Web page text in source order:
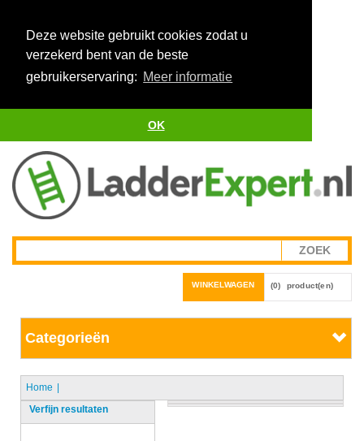
Deze website gebruikt cookies zodat u
verzekerd bent van de beste
gebruikerservaring: Meer informatie
OK
WINKELWAGEN (0) product(en)
Categorieën
Home
Verfijn resultaten